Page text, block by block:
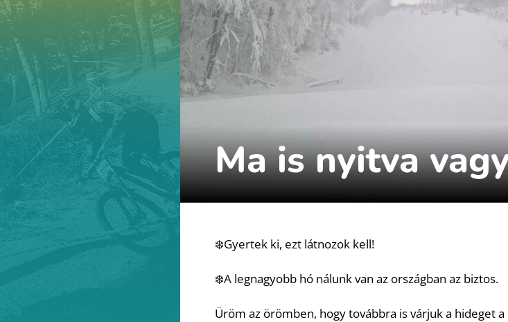
Ma is nyitva
❄️Gyertek ki, ezt látnozok kell!
❄️A legnagyobb hó nálunk van az országban az biztos.
Üröm az örömben, hogy továbbra is várjuk a hideget